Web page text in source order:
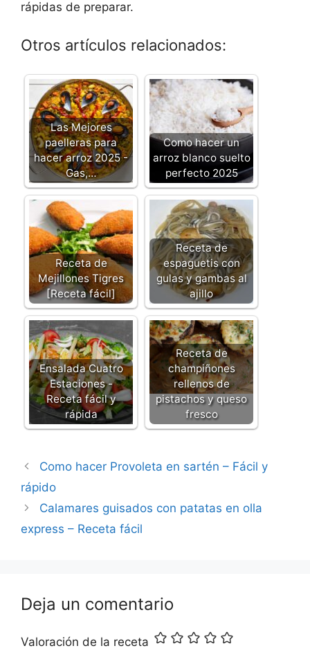
rápidas de preparar.
Otros artículos relacionados:
Las Mejores
paelleras para
hacer arroz 2025 -
Gas,…
Como hacer un
arroz blanco suelto
perfecto 2025
Receta de
Mejillones Tigres
[Receta fácil]
Receta de
espaguetis con
gulas y gambas al
ajillo
Ensalada Cuatro
Estaciones -
Receta fácil y
rápida
Receta de
champiñones
rellenos de
pistachos y queso
fresco
Como hacer Provoleta en sartén – Fácil y
rápido
Calamares guisados con patatas en olla
express – Receta fácil
Deja un comentario
Valoración de la receta